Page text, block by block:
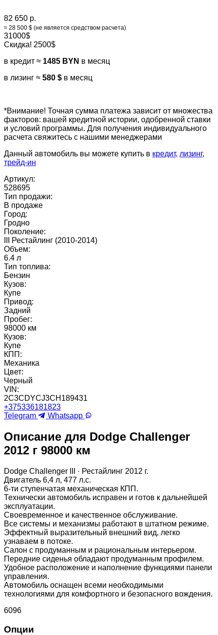
82 650 р.
≈ 28 500 $ (не является средством расчета)
31000$
Скидка! 2500$
в кредит ≈ 1485 BYN в месяц
в лизинг ≈ 580 $ в месяц
*Внимание! Точная сумма платежа зависит от множества
факторов: вашей кредитной истории, одобренной ставки
и условий программы. Для получения индивидуального
расчета свяжитесь с нашими менеджерами
Данный автомобиль вы можете купить в кредит, лизинг,
трейд-ин
Артикул:
528695
Тип продажи:
В продаже
Город:
Гродно
Поколение:
III Рестайлинг (2010-2014)
Объем:
6.4 л
Тип топлива:
Бензин
Кузов:
Купе
Привод:
Задний
Пробег:
98000 км
Кузов:
Купе
КПП:
Механика
Цвет:
Черный
VIN:
2C3CDYCJ3CH189431
+375336181823
Telegram
Whatsapp
Описание для Dodge Challenger
2012 г 98000 км
Dodge Challenger III · Рестайлинг 2012 г.
Двигатель 6,4 л, 477 л.с.
6-ти ступенчатая механическая КПП.
Технически автомобиль исправен и готов к дальнейшей
эксплуатации.
Своевременное и качественное обслуживание.
Все системы и механизмы работают в штатном режиме.
Эффектный выразительный внешний вид, легко
узнаваем в потоке.
Салон с продуманным и рациональным интерьером.
Передние сиденья обладают продуманным профилем.
Удобное расположение и наполнение функциями панели
управления.
Автомобиль оснащен всеми необходимыми
технологиями для комфортного и безопасного вождения.
6096
Опции